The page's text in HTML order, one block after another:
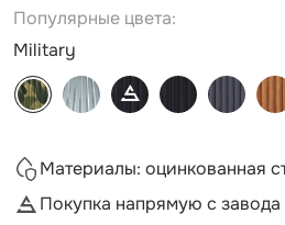
Популярные цвета:
Military
Материалы: оцинкованная
Покупка напрямую с завода